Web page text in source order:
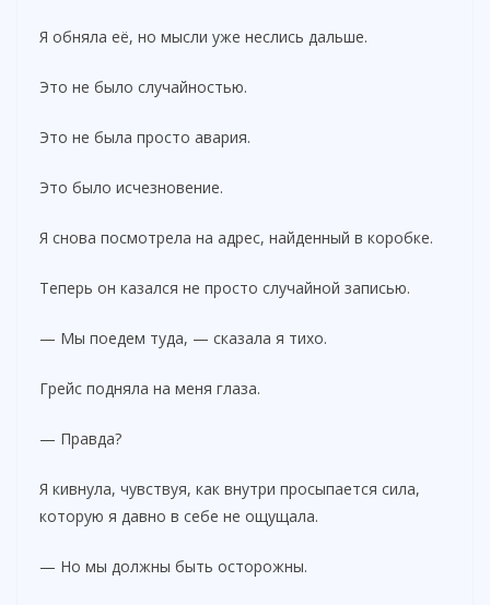
Я обняла её, но мысли уже неслись дальше.
Это не было случайностью.
Это не была просто авария.
Это было исчезновение.
Я снова посмотрела на адрес, найденный в коробке.
Теперь он казался не просто случайной записью.
— Мы поедем туда, — сказала я тихо.
Грейс подняла на меня глаза.
— Правда?
Я кивнула, чувствуя, как внутри просыпается сила,
которую я давно в себе не ощущала.
— Но мы должны быть осторожны.